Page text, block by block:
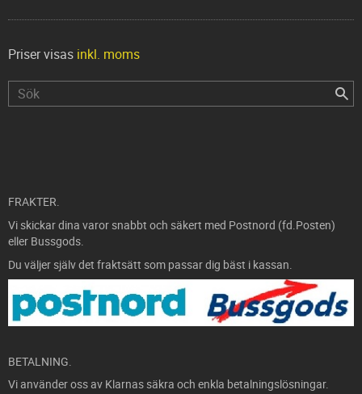
Priser visas inkl. moms
FRAKTER.
Vi skickar dina varor snabbt och säkert med Postnord (fd.Posten)
eller Bussgods.
Du väljer själv det fraktsätt som passar dig bäst i kassan.
BETALNING.
Vi använder oss av Klarnas säkra och enkla betalningslösningar.